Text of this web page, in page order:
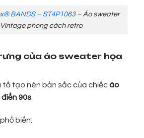
BANDS – ST4P1063– Áo sweater
phong cách retro
của áo sweater họa
tố tạo nên bản sắc của chiếcáo
90s
biến: